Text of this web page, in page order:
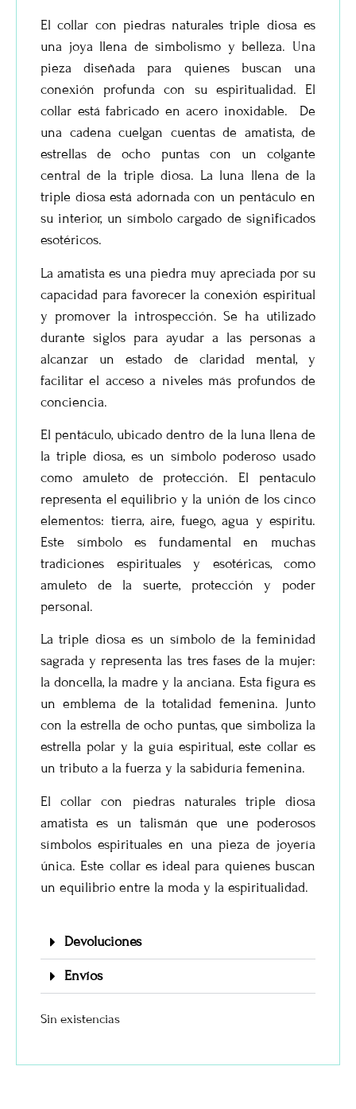
El collar con piedras naturales triple diosa es
una joya llena de simbolismo y belleza. Una
pieza diseñada para quienes buscan una
conexión profunda con su espiritualidad. El
collar está fabricado en acero inoxidable. De
una cadena cuelgan cuentas de amatista, de
estrellas de ocho puntas con un colgante
central de la triple diosa. La luna llena de la
triple diosa está adornada con un pentáculo en
su interior, un símbolo cargado de significados
esotéricos.
La amatista es una piedra muy apreciada por su
capacidad para favorecer la conexión espiritual
y promover la introspección. Se ha utilizado
durante siglos para ayudar a las personas a
alcanzar un estado de claridad mental, y
facilitar el acceso a niveles más profundos de
conciencia.
El pentáculo, ubicado dentro de la luna llena de
la triple diosa, es un símbolo poderoso usado
como amuleto de protección. El pentaculo
representa el equilibrio y la unión de los cinco
elementos: tierra, aire, fuego, agua y espíritu.
Este símbolo es fundamental en muchas
tradiciones espirituales y esotéricas, como
amuleto de la suerte, protección y poder
personal.
La triple diosa es un símbolo de la feminidad
sagrada y representa las tres fases de la mujer:
la doncella, la madre y la anciana. Esta figura es
un emblema de la totalidad femenina. Junto
con la estrella de ocho puntas, que simboliza la
estrella polar y la guía espiritual, este collar es
un tributo a la fuerza y la sabiduría femenina.
El collar con piedras naturales triple diosa
amatista es un talismán que une poderosos
símbolos espirituales en una pieza de joyería
única. Este collar es ideal para quienes buscan
un equilibrio entre la moda y la espiritualidad.
Devoluciones
Envíos
Sin existencias